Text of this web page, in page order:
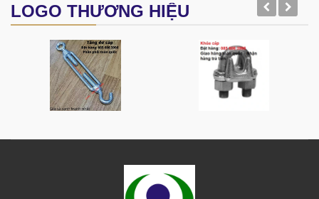
LOGO THƯƠNG HIỆU